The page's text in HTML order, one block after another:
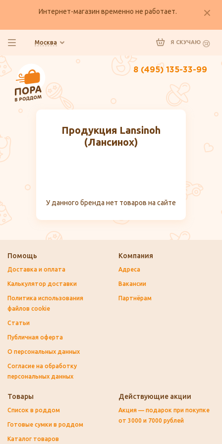
Интернет-магазин временно не работает.
Москва Я СКУЧАЮ
8 (495) 135-33-99
Продукция Lansinoh
(Лансинох)
У данного бренда нет товаров на сайте
Помощь
Доставка и оплата
Калькулятор доставки
Политика использования
файлов cookie
Статьи
Публичная оферта
О персональных данных
Согласие на обработку
персональных данных
Компания
Адреса
Вакансии
Партнёрам
Товары
Список в роддом
Готовые сумки в роддом
Каталог товаров
Действующие акции
Акция — подарок при покупке
от 3000 и 7000 рублей